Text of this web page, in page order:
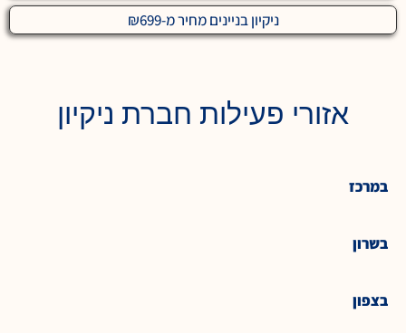
ניקיון בניינים מחיר מ-₪699
אזורי פעילות חברת ניקיון
במרכז
בשרון
בצפון